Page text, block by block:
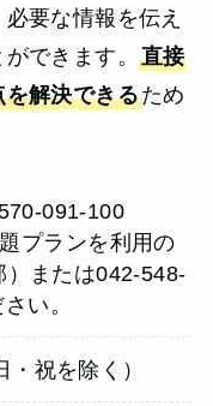
要な情報を伝え
できます。 直接
解決できるため
091-100
プランを利用の
）または042-548-
い。
・祝を除く）